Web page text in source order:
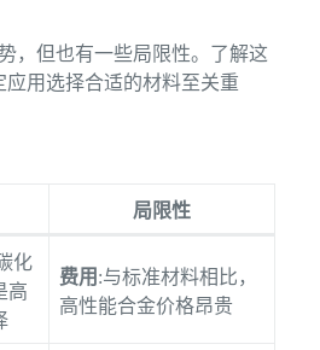
，但也有一些局限性。了解这
用选择合适的材料至关重
局限性
化
高
费用 :与标准材料相比，
高性能合金价格昂贵